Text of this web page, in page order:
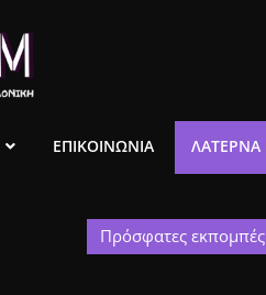
ΕΠΙΚΟΙΝΩΝΙΑ ΛΑΤΈΡΝΑ
Πρόσφατες εκπομπές